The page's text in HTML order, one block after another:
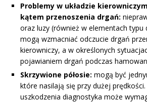
Problemy w układzie
kątem przenoszenia drgań:
oraz luzy (również w elementach typu
mogą wzmacniać odczucie drgań
kierowniczy, a w określonych
pojawianiem drgań podczas
Skrzywione półosie: mogą być
które nasilają się przy dużej
uszkodzenia diagnostyka może